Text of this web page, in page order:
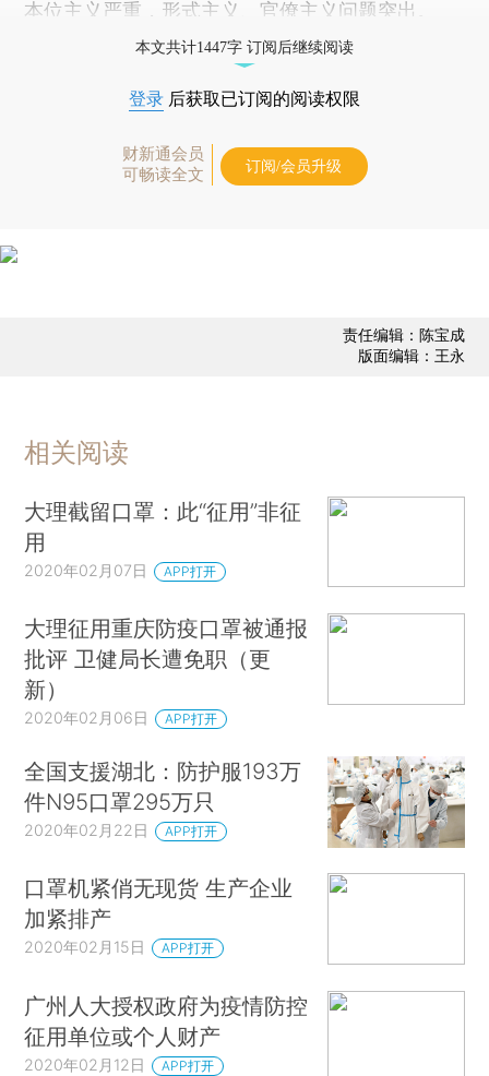
本位主义严重，形式主义、官僚主义问题突出。
本文共计1447字 订阅后继续阅读
登录 后获取已订阅的阅读权限
财新通会员
可畅读全文
订阅/会员升级
责任编辑：陈宝成
版面编辑：王永
相关阅读
大理截留口罩：此“征用”非征
用
2020年02月07日 APP打开
大理征用重庆防疫口罩被通报
批评 卫健局长遭免职（更
新）
2020年02月06日 APP打开
全国支援湖北：防护服193万
件N95口罩295万只
2020年02月22日 APP打开
口罩机紧俏无现货 生产企业
加紧排产
2020年02月15日 APP打开
广州人大授权政府为疫情防控
征用单位或个人财产
2020年02月12日 APP打开